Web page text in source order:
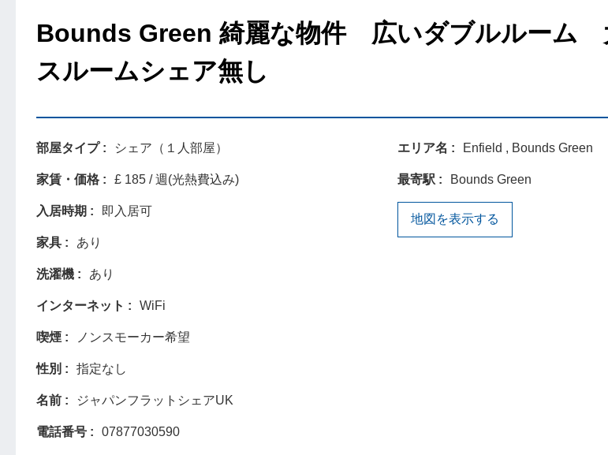
Bounds Green 綺麗な物件 広いダブルルーム
スルームシェア無し
部屋タイプ シェア（１人部屋）
家賃・価格 £ 185 / 週(光熱費込み)
入居時期 即入居可
家具 あり
洗濯機 あり
インターネット WiFi
喫煙 ノンスモーカー希望
性別 指定なし
名前 ジャパンフラットシェアUK
電話番号 07877030590
エリア名 Enfield , Bounds Green
最寄駅 Bounds Green
地図を表示する